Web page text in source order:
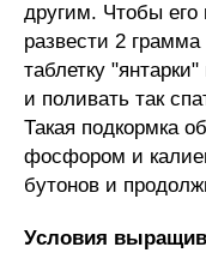
другим. Чтобы его
развести 2
таблетку
и поливать так
Такая подкормка
фосфором и
бутонов и
Условия